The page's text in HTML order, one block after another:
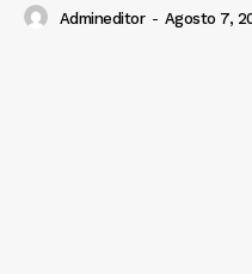
Admineditor - Agosto 7,